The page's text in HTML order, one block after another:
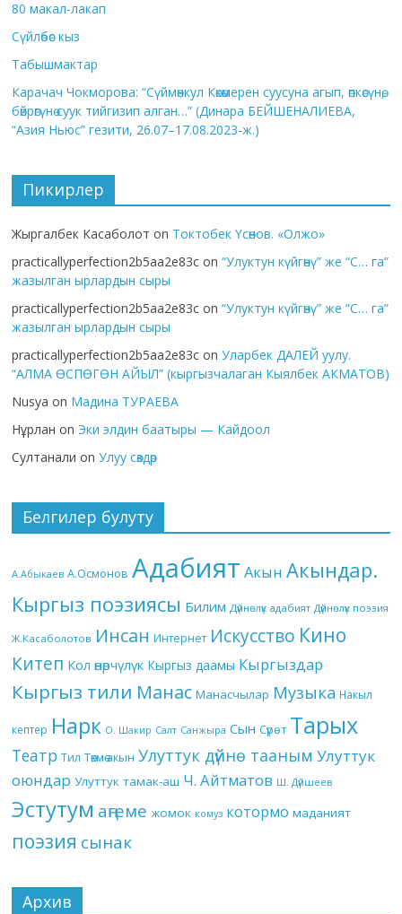
80 макал-лакап
Сүйлөбөс кыз
Табышмактар
Карачач Чокморова: “Сүймөнкул Көкөмерен суусуна агып, өпкөсүнө,
бөйрөгүнө суук тийгизип алган…” (Динара БЕЙШЕНАЛИЕВА,
“Азия Ньюс” гезити, 26.07–17.08.2023-ж.)
Пикирлер
Жыргалбек Касаболот on Токтобек Үсөнов. «Олжо»
practicallyperfection2b5aa2e83c on“Улуктун күйгөнү” же “С… га”
жазылган ырлардын сыры
practicallyperfection2b5aa2e83c on“Улуктун күйгөнү” же “С… га”
жазылган ырлардын сыры
practicallyperfection2b5aa2e83c onУларбек ДАЛЕЙ уулу.
“АЛМА ӨСПӨГӨН АЙЫЛ” (кыргызчалаган Кыялбек АКМАТОВ)
Nusya on Мадина ТУРАЕВА
Нұрлан on Эки элдин баатыры — Кайдоол
Султанали onУлуу сөздөр
Белгилер булуту
А.Абыкаев А.Осмонов Адабият Акын Акындар.
Кыргыз поэзиясы Билим Дүйнөлүк адабият Дүйнөлүк поэзия
Ж.Касаболотов Инсан Интернет Искусство Кино
Китеп Кол өнөрчүлүк Кыргыз даамы Кыргыздар
Кыргыз тили Манас Манасчылар Музыка Накыл
кептер Нарк О. Шакир Салт Санжыра Сын Сүрөт Тарых
Театр Тил Төкмө акын Улуттук дүйнө тааным Улуттук
оюндар Улуттук тамак-аш Ч. Айтматов Ш. Дүйшеев
Эстутум аңгеме жомок комуз котормо маданият
поэзия сынак
Архив